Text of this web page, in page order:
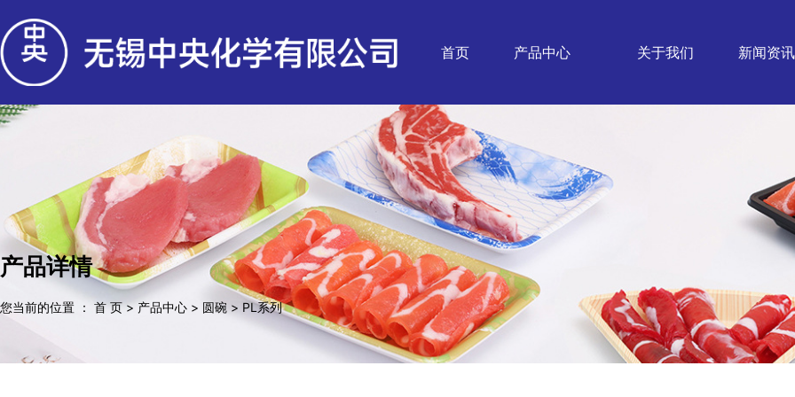
首页 产品中心 关于我们 新闻资讯
产品详情
您当前的位置 ： 首 页> 产品中心 > 圆碗 > PL系列